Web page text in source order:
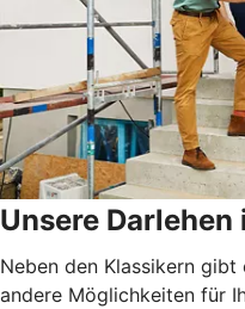
Unsere
Neben den Klassikern
andere Möglichkeiten für